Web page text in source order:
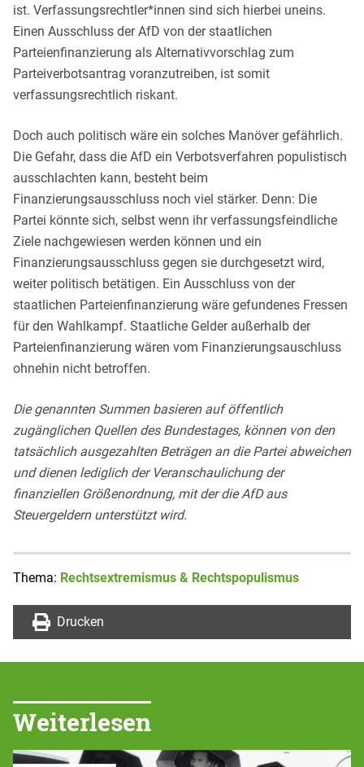
ist. Verfassungsrechtler*innen sind sich hierbei uneins.
Einen Ausschluss der AfD von der staatlichen
Parteienfinanzierung als Alternativvorschlag zum
Parteiverbotsantrag voranzutreiben, ist somit
verfassungsrechtlich riskant.
Doch auch politisch wäre ein solches Manöver gefährlich.
Die Gefahr, dass die AfD ein Verbotsverfahren populistisch
ausschlachten kann, besteht beim
Finanzierungsausschluss noch viel stärker. Denn: Die
Partei könnte sich, selbst wenn ihr verfassungsfeindliche
Ziele nachgewiesen werden können und ein
Finanzierungsausschluss gegen sie durchgesetzt wird,
weiter politisch betätigen. Ein Ausschluss von der
staatlichen Parteienfinanzierung wäre gefundenes Fressen
für den Wahlkampf. Staatliche Gelder außerhalb der
Parteienfinanzierung wären vom Finanzierungsauschluss
ohnehin nicht betroffen.
Die genannten Summen basieren auf öffentlich
zugänglichen Quellen des Bundestages, können von den
tatsächlich ausgezahlten Beträgen an die Partei abweichen
und dienen lediglich der Veranschaulichung der
finanziellen Größenordnung, mit der die AfD aus
Steuergeldern unterstützt wird.
Thema: Rechtsextremismus & Rechtspopulismus
Drucken
Weiterlesen